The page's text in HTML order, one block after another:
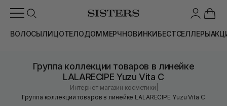
ВОЛОСЫЛИЦОТЕЛОДОММЕРЧНОВИНКИБЕСТСЕЛЛЕРЫ
Группа коллекции товаров в линейке
LALARECIPE Yuzu Vita C
Интернет магазин косметики
Группа коллекции товаров в линейке LALARECIPE Yuzu Vita C